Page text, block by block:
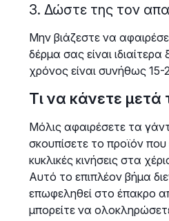
3. Δώστε της τον
Μην βιάζεστε να
δέρμα σας είναι
χρόνος είναι συνήθως
Τι να κάνετε μετά
Μόλις αφαιρέσετε τα
σκουπίσετε το προϊόν
κυκλικές κινήσεις στα
Αυτό το επιπλέον βήμα
επωφεληθεί στο έπακρο
μπορείτε να